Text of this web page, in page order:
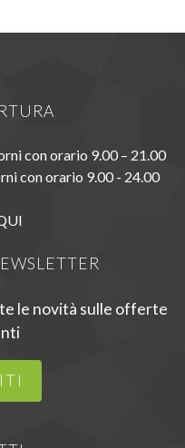
con orario 9.00 – 21.00
con orario 9.00 - 24.00
le novità sulle offerte